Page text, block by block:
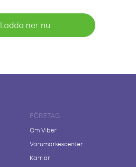
Ladda ner nu
FÖRETAG
Om Viber
Varumärkescenter
Karriär